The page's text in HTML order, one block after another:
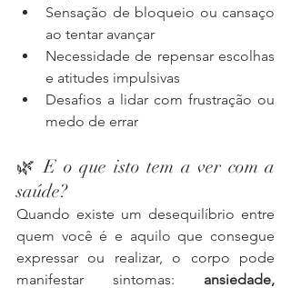
Sensação de bloqueio ou cansaço
ao tentar avançar
Necessidade de repensar escolhas
e atitudes impulsivas
Desafios a lidar com frustração ou
medo de errar
🌿 E o que isto tem a ver com a
saúde?
Quando existe um desequilíbrio entre
quem você é e aquilo que consegue
expressar ou realizar, o corpo pode
manifestar sintomas: ansiedade,